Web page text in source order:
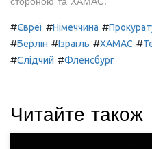
#Євреї #Німеччина #
#Берлін #Ізраїль #ХАМАС #
#Слідчий #Фленсбург
Читайте також